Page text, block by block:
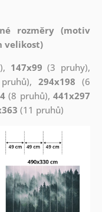
rozměry (motiv
velikost)
147x99 (3 pruhy),
294x198 (6
(8 pruhů),441x297
(11 pruhů)